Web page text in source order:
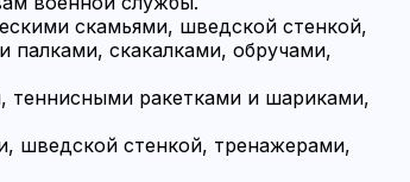
скамьями, шведской стенкой,
палками, скакалками, обручами,
теннисными ракетками и шариками,
шведской стенкой, тренажерами,